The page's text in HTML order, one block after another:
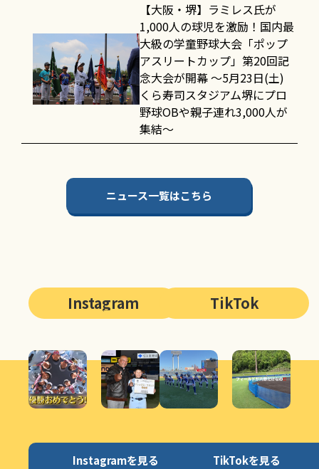
【大阪・堺】ラミレス氏が
1,000人の球児を激励！国内最
大級の学童野球大会「ポップ
アスリートカップ」第20回記
念大会が開幕 〜5月23日(土)
くら寿司スタジアム堺にプロ
野球OBや親子連れ3,000人が
集結〜
ニュース一覧はこちら
Instagram
Instagramを見る
TikTok
TikTokを見る